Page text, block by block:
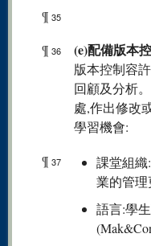
¶ 35
¶ 36 (e)配備版本
版本控制容
回顧及分析
處,作出修改
學習機會:
¶ 37
課堂組
業的管理
語言:學